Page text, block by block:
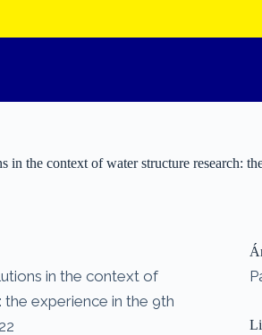
in the context of water structure research:
in the context of
experience in the 9th